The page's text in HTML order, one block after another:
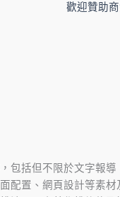
歡迎贊助
包括但不限於文字報
配置、網頁設計等素材